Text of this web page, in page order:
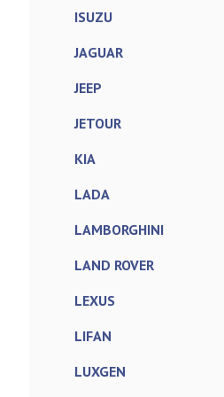
ISUZU
JAGUAR
JEEP
JETOUR
KIA
LADA
LAMBORGHINI
LAND ROVER
LEXUS
LIFAN
LUXGEN